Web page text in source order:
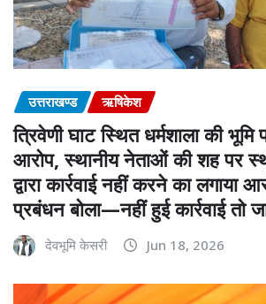
उत्तराखण्ड ऋषिकेश
त्रिवेणी घाट स्थित धर्मशाला की
आरोप, स्थानीय नेताओं की शह पर
द्वारा कार्रवाई नहीं करने का लगाया
प्रबंधन बोला—नहीं हुई कार्रवाई तो
देवभूमि केसरी Jun 18, 2026